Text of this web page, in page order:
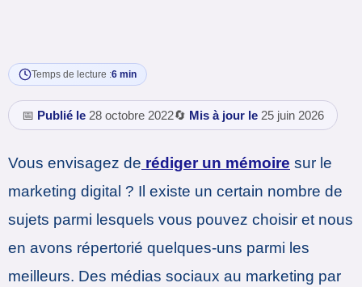
Temps de lecture :6 min
📅 Publié le 28 octobre 2022🔄 Mis à jour le 25 juin 2026
Vous envisagez de rédiger un mémoire sur le
marketing digital ? Il existe un certain nombre de
sujets parmi lesquels vous pouvez choisir et nous
en avons répertorié quelques-uns parmi les
meilleurs. Des médias sociaux au marketing par